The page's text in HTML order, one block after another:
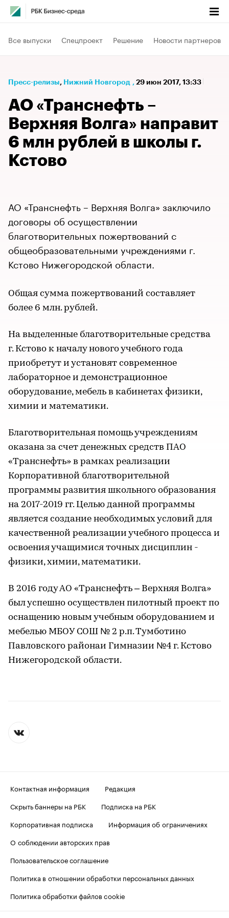
Все выпуски Спецпроект Решение Новости партнеров
Пресс-релизы⁠, Нижний Новгород , 29 июн 2017, 13:33
АО «Транснефть –
Верхняя Волга» направит
6 млн рублей в школы г.
Кстово
АО «Транснефть – Верхняя Волга» заключило
договоры об осуществлении
благотворительных пожертвований с
общеобразовательными учреждениями г.
Кстово Нижегородской области.
Общая сумма пожертвований составляет
более 6 млн. рублей.
На выделенные благотворительные средства
г. Кстово к началу нового учебного года
приобретут и установят современное
лабораторное и демонстрационное
оборудование, мебель в кабинетах физики,
химии и математики.
Благотворительная помощь учреждениям
оказана за счет денежных средств ПАО
«Транснефть» в рамках реализации
Корпоративной благотворительной
программы развития школьного образования
на 2017-2019 гг. Целью данной программы
является создание необходимых условий для
качественной реализации учебного процесса и
освоения учащимися точных дисциплин -
физики, химии, математики.
В 2016 году АО «Транснефть – Верхняя Волга»
был успешно осуществлен пилотный проект по
оснащению новым учебным оборудованием и
мебелью МБОУ СОШ № 2 р.п. Тумботино
Павловского районаи Гимназии №4 г. Кстово
Нижегородской области.
Контактная информация
Редакция
Скрыть баннеры на РБК
Подписка на РБК
Корпоративная подписка
Информация об ограничениях
О соблюдении авторских прав
Пользовательское соглашение
Политика в отношении обработки персональных данных
Политика обработки файлов cookie